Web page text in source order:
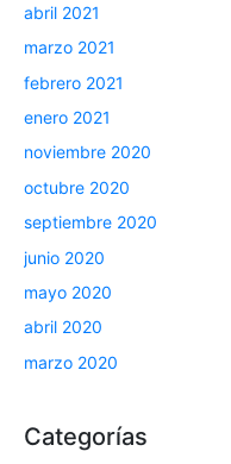
abril 2021
marzo 2021
febrero 2021
enero 2021
noviembre 2020
octubre 2020
septiembre 2020
junio 2020
mayo 2020
abril 2020
marzo 2020
Categorías